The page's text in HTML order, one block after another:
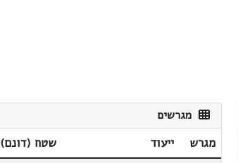
מגרשים
מגרש ייעוד שטח (דונם)